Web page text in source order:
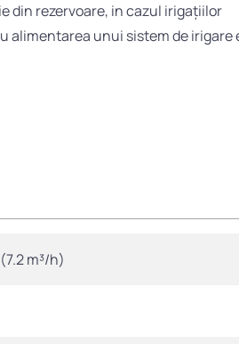
din rezervoare, in cazul irigațiilor
alimentarea unui sistem de irigare
m³/h)